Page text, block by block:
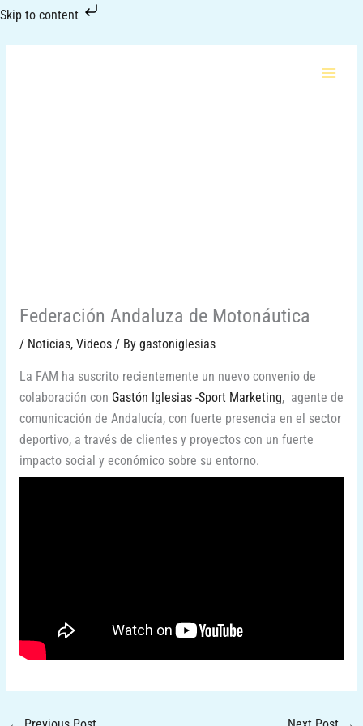
Skip to content
Skip
Federación Andaluza de Motonáutica
/ Noticias, Videos/ By gastoniglesias
La FAM ha suscrito recientemente un nuevo convenio de
colaboración con Gastón Iglesias -Sport Marketing, agente de
comunicación de Andalucía, con fuerte presencia en el sector
deportivo, a través de clientes y proyectos con un fuerte
impacto social y económico sobre su entorno.